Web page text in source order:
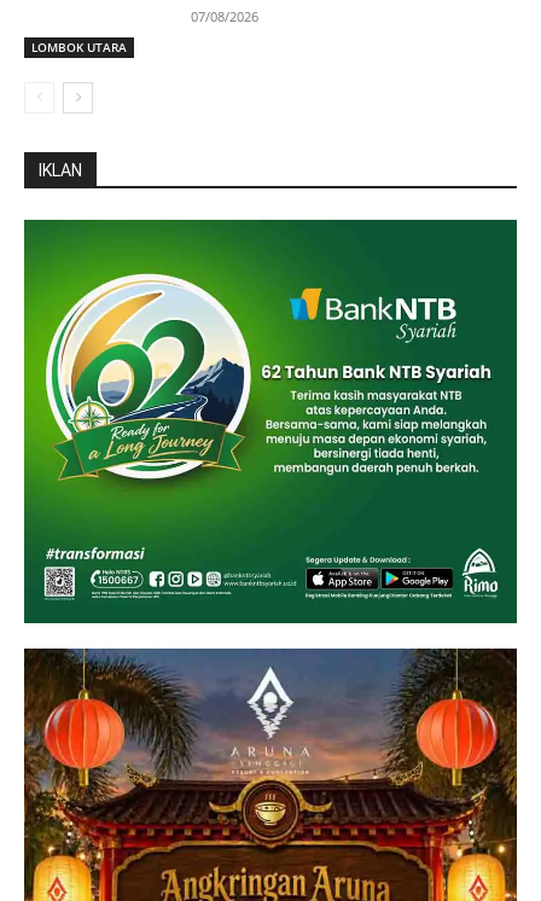
LOMBOK UTARA
07/08/2026
IKLAN